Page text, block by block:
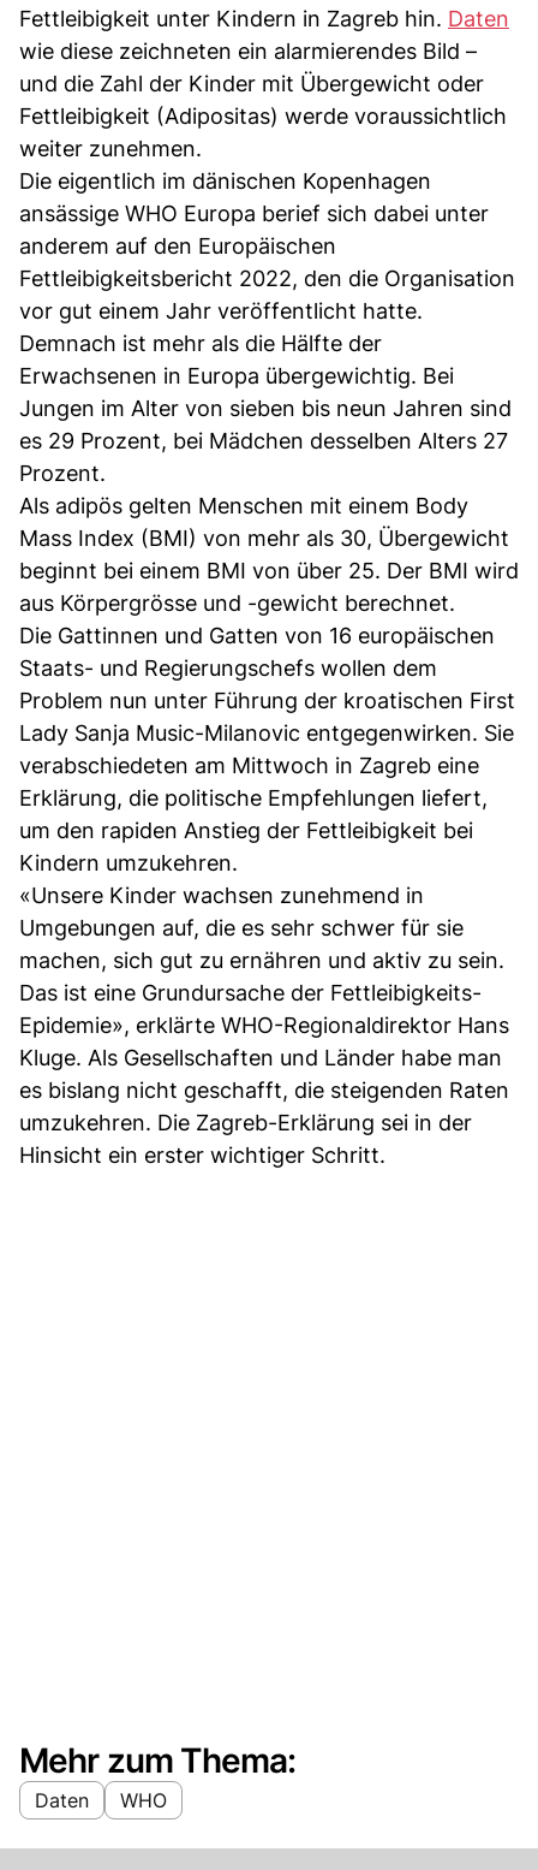
Fettleibigkeit unter Kindern in Zagreb hin. Daten
wie diese zeichneten ein alarmierendes Bild –
und die Zahl der Kinder mit Übergewicht oder
Fettleibigkeit (Adipositas) werde voraussichtlich
weiter zunehmen.
Die eigentlich im dänischen Kopenhagen
ansässige WHO Europa berief sich dabei unter
anderem auf den Europäischen
Fettleibigkeitsbericht 2022, den die Organisation
vor gut einem Jahr veröffentlicht hatte.
Demnach ist mehr als die Hälfte der
Erwachsenen in Europa übergewichtig. Bei
Jungen im Alter von sieben bis neun Jahren sind
es 29 Prozent, bei Mädchen desselben Alters 27
Prozent.
Als adipös gelten Menschen mit einem Body
Mass Index (BMI) von mehr als 30, Übergewicht
beginnt bei einem BMI von über 25. Der BMI wird
aus Körpergrösse und -gewicht berechnet.
Die Gattinnen und Gatten von 16 europäischen
Staats- und Regierungschefs wollen dem
Problem nun unter Führung der kroatischen First
Lady Sanja Music-Milanovic entgegenwirken. Sie
verabschiedeten am Mittwoch in Zagreb eine
Erklärung, die politische Empfehlungen liefert,
um den rapiden Anstieg der Fettleibigkeit bei
Kindern umzukehren.
«Unsere Kinder wachsen zunehmend in
Umgebungen auf, die es sehr schwer für sie
machen, sich gut zu ernähren und aktiv zu sein.
Das ist eine Grundursache der Fettleibigkeits-
Epidemie», erklärte WHO-Regionaldirektor Hans
Kluge. Als Gesellschaften und Länder habe man
es bislang nicht geschafft, die steigenden Raten
umzukehren. Die Zagreb-Erklärung sei in der
Hinsicht ein erster wichtiger Schritt.
Mehr zum Thema:
Daten WHO